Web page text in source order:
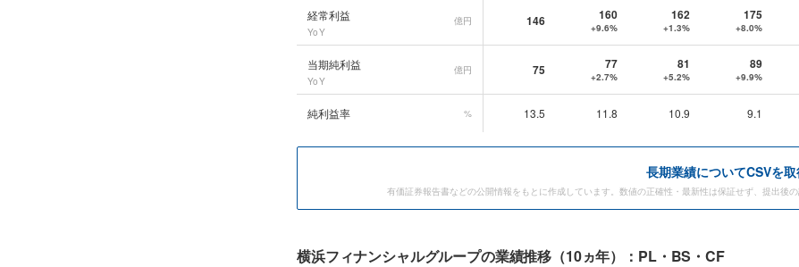
経常利益
YoY
億円 146 160
+9.6%
162
+1.3%
175
+8.0%
当期純利益
YoY
億円 75 77
+2.7%
81
+5.2%
89
+9.9%
純利益率 % 13.5 11.8 10.9 9.1
長期業績についてCSVを
有価証券報告書などの公開情報をもとに作成しています。数値の正確性・最新性は保証せず、提出後
横浜フィナンシャルグループの業績推移（10ヵ年）：PL・BS・CF